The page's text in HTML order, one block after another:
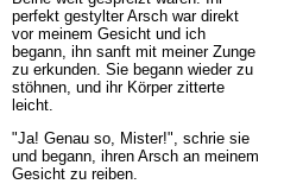
perfekt gestylter Arsch war direkt
vor meinem Gesicht und ich
begann, ihn sanft mit meiner Zunge
zu erkunden. Sie begann wieder zu
stöhnen, und ihr Körper zitterte
leicht.
"Ja! Genau so, Mister!", schrie sie
und begann, ihren Arsch an meinem
Gesicht zu reiben.